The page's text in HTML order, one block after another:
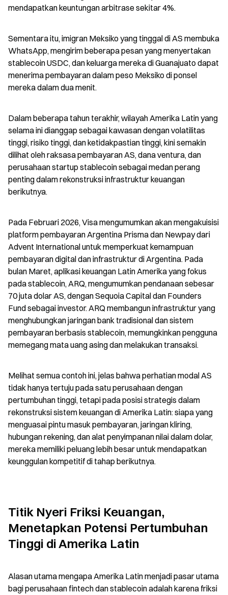
mendapatkan keuntungan arbitrase sekitar 4%.
Sementara itu, imigran Meksiko yang tinggal di AS membuka
WhatsApp, mengirim beberapa pesan yang menyertakan
stablecoin USDC, dan keluarga mereka di Guanajuato dapat
menerima pembayaran dalam peso Meksiko di ponsel
mereka dalam dua menit.
Dalam beberapa tahun terakhir, wilayah Amerika Latin yang
selama ini dianggap sebagai kawasan dengan volatilitas
tinggi, risiko tinggi, dan ketidakpastian tinggi, kini semakin
dilihat oleh raksasa pembayaran AS, dana ventura, dan
perusahaan startup stablecoin sebagai medan perang
penting dalam rekonstruksi infrastruktur keuangan
berikutnya.
Pada Februari 2026, Visa mengumumkan akan mengakuisisi
platform pembayaran Argentina Prisma dan Newpay dari
Advent International untuk memperkuat kemampuan
pembayaran digital dan infrastruktur di Argentina. Pada
bulan Maret, aplikasi keuangan Latin Amerika yang fokus
pada stablecoin, ARQ, mengumumkan pendanaan sebesar
70 juta dolar AS, dengan Sequoia Capital dan Founders
Fund sebagai investor. ARQ membangun infrastruktur yang
menghubungkan jaringan bank tradisional dan sistem
pembayaran berbasis stablecoin, memungkinkan pengguna
memegang mata uang asing dan melakukan transaksi.
Melihat semua contoh ini, jelas bahwa perhatian modal AS
tidak hanya tertuju pada satu perusahaan dengan
pertumbuhan tinggi, tetapi pada posisi strategis dalam
rekonstruksi sistem keuangan di Amerika Latin: siapa yang
menguasai pintu masuk pembayaran, jaringan kliring,
hubungan rekening, dan alat penyimpanan nilai dalam dolar,
mereka memiliki peluang lebih besar untuk mendapatkan
keunggulan kompetitif di tahap berikutnya.
Titik Nyeri Friksi Keuangan,
Menetapkan Potensi Pertumbuhan
Tinggi di Amerika Latin
Alasan utama mengapa Amerika Latin menjadi pasar utama
bagi perusahaan fintech dan stablecoin adalah karena friksi